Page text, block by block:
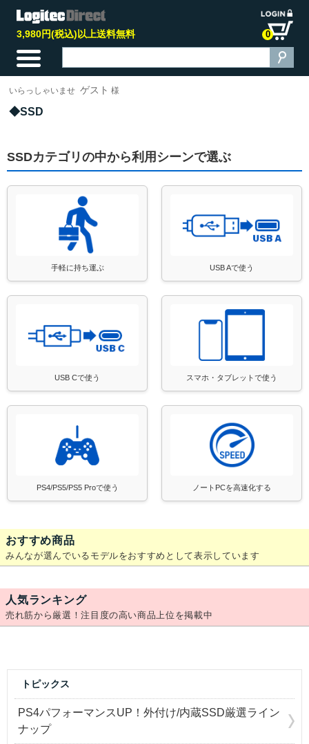
3,980円(税込)以上送料無料 0
いらっしゃいませ ゲスト 様
SSD
SSDカテゴリの中から利用シーンで選ぶ
手軽に持ち運ぶ USB Aで使う
USB Cで使う スマホ・タブレットで使う
PS4/PS5/PS5 Proで使う ノートPCを高速化する
おすすめ商品
みんなが選んでいるモデルをおすすめとして表示しています
人気ランキング
売れ筋から厳選！注目度の高い商品上位を掲載中
トピックス
PS4パフォーマンスUP！外付け/内蔵SSD厳選ライン
ナップ